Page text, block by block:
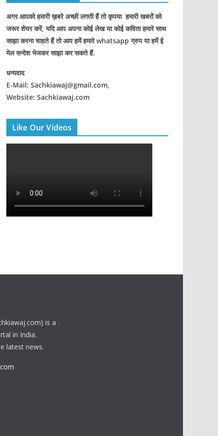
अगर आपको हमारी ख़बरे अच्छी लगती हैं तो कृपया हमारी खबरों को
जरूर शेयर करें, यदि आप अपना कोई लेख या कोई कविता हमारे साथ
साझा करना चाहते हैं तो आप हमें हमारे whatsapp ग्रुप या हमें ई
मेल सन्देश भेजकर साझा कर सकते हैं.
धन्यवाद
E-Mail: Sachkiawaj@gmail.com,
Website: Sachkiawaj.com
Like Our Videos
is a
in India.
latest news.